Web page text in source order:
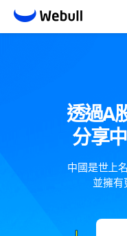
透過A
分享
中國是世上
並擁有